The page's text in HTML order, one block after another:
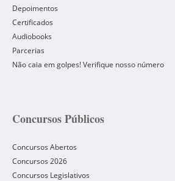
Depoimentos
Certificados
Audiobooks
Parcerias
Não caia em golpes! Verifique nosso número
Concursos Públicos
Concursos Abertos
Concursos 2026
Concursos Legislativos